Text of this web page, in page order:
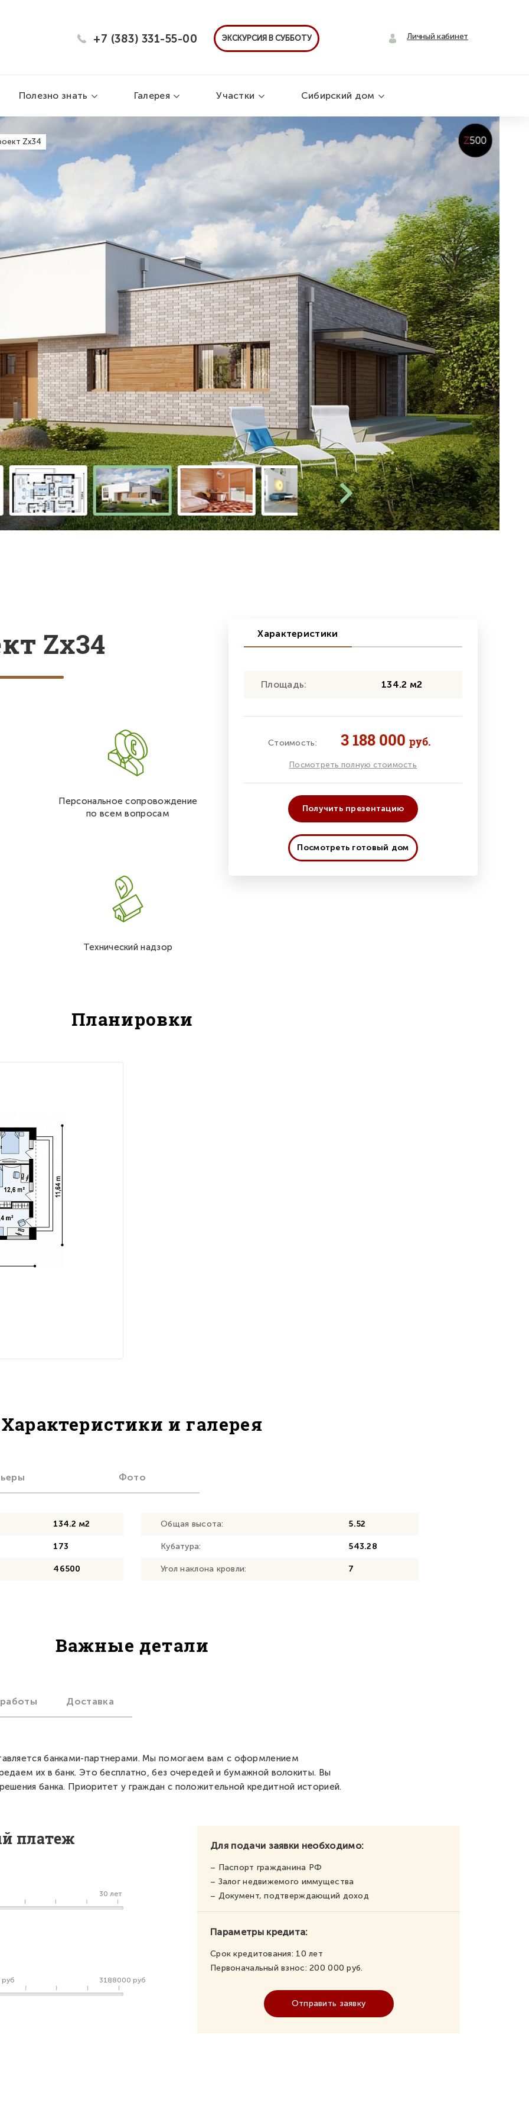
+7 (383) 331-55-00 ЭКСКУРСИЯ В СУББОТУ Личный кабинет
Полезно знать Галерея Участки Сибирский дом
Zx34
Характеристики
Площадь: 134.2 м2
Стоимость: 3 188 000 руб.
Посмотреть полную стоимость
Получить презентацию
Посмотреть готовый дом
Zx34
Персональное сопровождение
по всем вопросам
Технический надзор
Планировки
Характеристики и галерея
Фото
134.2 м2
173
46500
Общая высота: 5.52
Кубатура: 543.28
Угол наклона кровли: 7
Важные детали
Доставка
банками-партнерами. Мы помогаем вам с оформлением
их в банк. Это бесплатно, без очередей и бумажной волокиты. Вы
банка. Приоритет у граждан с положительной кредитной историей.
платеж
30 лет
3188000 руб
Для подачи заявки необходимо:
– Паспорт гражданина РФ
– Залог недвижемого иммущества
– Документ, подтверждающий доход
Параметры кредита:
Срок кредитования: 10 лет
Первоначальный взнос: 200 000 руб.
Отправить заявку